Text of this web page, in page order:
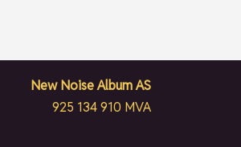
New Noise Album AS
925 134 910 MVA